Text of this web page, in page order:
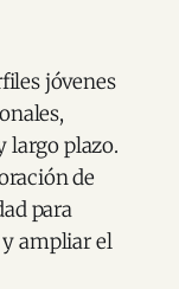
jóvenes
largo plazo.
de
para
ampliar el